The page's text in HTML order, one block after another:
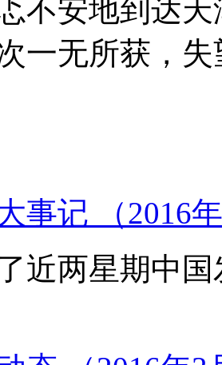
不安地到达
一无所获，
事记 （2016
近两星期中